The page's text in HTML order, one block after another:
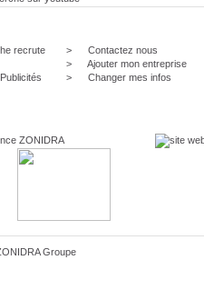
recrute
> Contactez nous
> Ajouter mon entreprise
> Changer mes infos
Groupe